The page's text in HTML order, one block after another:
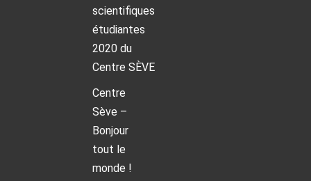
scientifiques
étudiantes
2020 du
Centre SÈVE
Centre
Sève –
Bonjour
tout le
monde !